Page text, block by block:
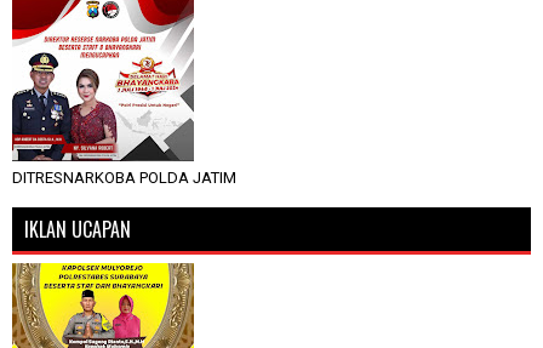
DITRESNARKOBA POLDA JATIM
IKLAN UCAPAN